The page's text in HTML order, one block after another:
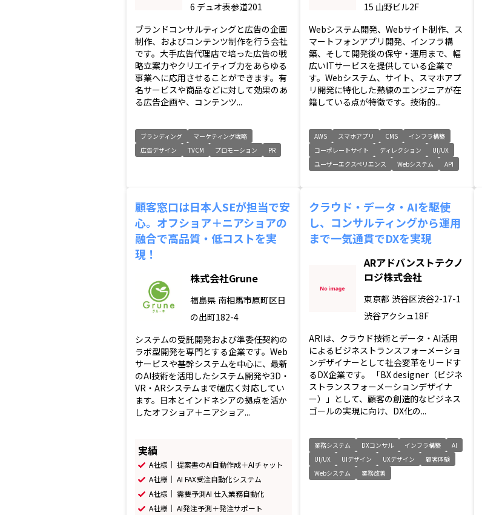
6 デュオ表参道201
ブランドコンサルティングと広告の企画
制作、およびコンテンツ制作を行う会社
です。大手広告代理店で培った広告の戦
略立案力やクリエイティブ力をあらゆる
事業へに応用させることができます。有
名サービスや商品などに対して効果のあ
る広告企画や、コンテンツ...
ブランディング
マーケティング戦略
広告デザイン
TVCM プロモーション PR
15 山野ビル2F
Webシステム開発、Webサイト制作、ス
マートフォンアプリ開発、インフラ構
築、そして開発後の保守・運用まで、幅
広いITサービスを提供している企業で
す。Webシステム、サイト、スマホアプ
リ開発に特化した熟練のエンジニアが在
籍している点が特徴です。技術的...
AWS スマホアプリ CMS
インフラ構築
コーポレートサイト
ディレクション
UI/UX
ユーザーエクスペリエンス
Webシステム API
顧客窓口は日本人SEが担当で安
心。オフショア＋ニアショアの
融合で高品質・低コストを実
現！
株式会社Grune
福島県 南相馬市原町区日
の出町182-4
システムの受託開発および準委任契約の
ラボ型開発を専門とする企業です。Web
サービスや基幹システムを中心に、最新
のAI技術を活用したシステム開発や3D・
VR・ARシステムまで幅広く対応してい
ます。日本とインドネシアの拠点を活か
したオフショア＋ニアショア...
実績
A社様｜ 提案書のAI自動作成＋AIチャット
A社様｜ AI FAX受注自動化システム
A社様｜ 需要予測AI 仕入業務自動化
A社様｜ AI発注予測＋発注サポート
クラウド・データ・AIを駆使
し、コンサルティングから運用
まで一気通貫でDXを実現
ARアドバンストテクノ
ロジ株式会社
東京都 渋谷区渋谷2-17-1
渋谷アクシュ18F
ARIは、クラウド技術とデータ・AI活用
によるビジネストランスフォーメーショ
ンデザイナーとして社会変革をリードす
るDX企業です。 「BX designer（ビジネ
ストランスフォーメーションデザイナ
ー）」として、顧客の創造的なビジネス
ゴールの実現に向け、DX化の...
業務システム DXコンサル インフラ構築
AI
UI/UX
UIデザイン UXデザイン
顧客体験
Webシステム
業務改善